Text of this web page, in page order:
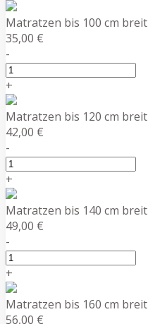
Matratzen bis 100 cm breit
35,00 €
-
+
Matratzen bis 120 cm breit
42,00 €
-
+
Matratzen bis 140 cm breit
49,00 €
-
+
Matratzen bis 160 cm breit
56,00 €